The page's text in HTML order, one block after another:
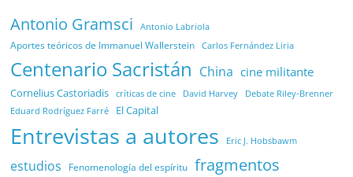
Antonio Gramsci Antonio Labriola
Aportes teóricos de Immanuel Wallerstein Carlos Fernández Liria
Centenario Sacristán China cine militante
Cornelius Castoriadis críticas de cine David Harvey Debate Riley-Brenner
Eduard Rodríguez Farré El Capital
Entrevistas a autores Eric J. Hobsbawm
estudios Fenomenología del espíritu fragmentos